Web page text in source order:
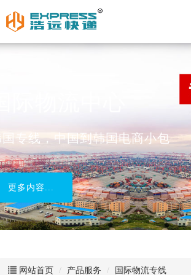
国专线，中国到韩国电商小包
更多内容...
网站首页 产品服务 国际物流专线